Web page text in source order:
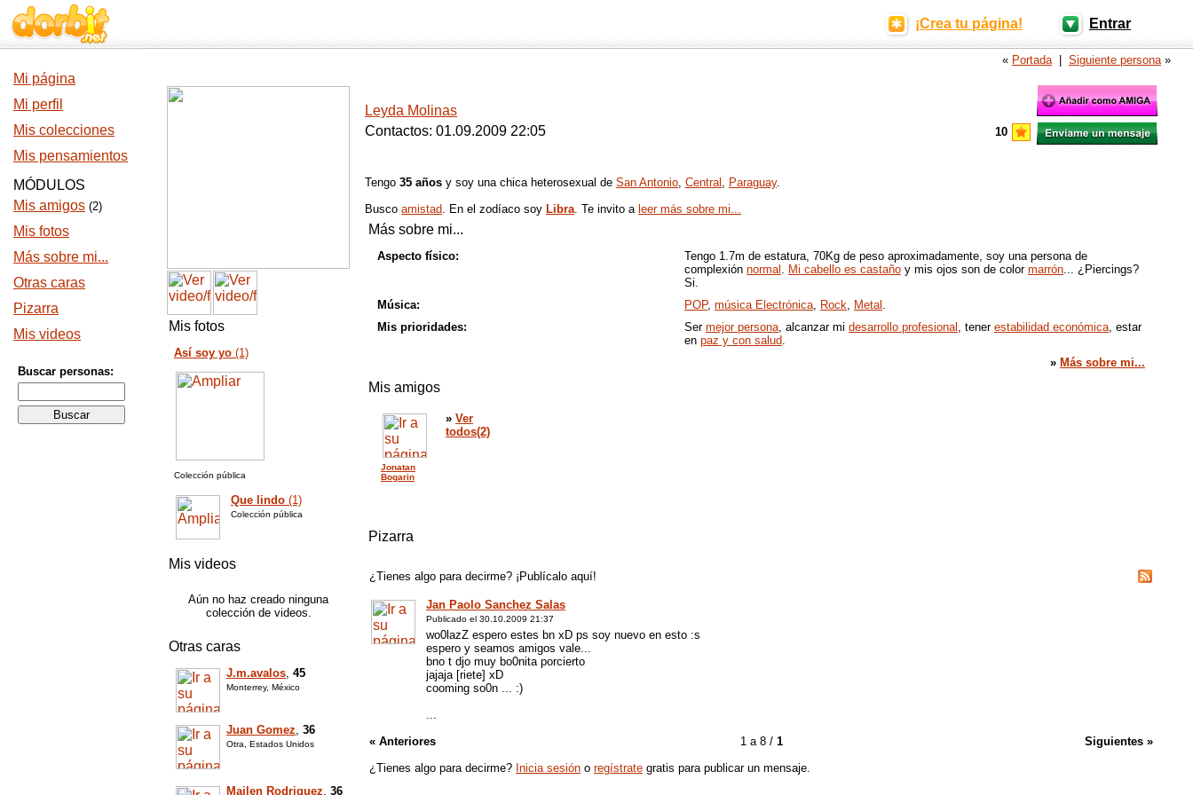
¡Crea tu página! Entrar
« Portada| Siguiente persona»
Mi página
Mi perfil
Mis colecciones
Mis pensamientos
MÓDULOS
Mis amigos (2)
Mis fotos
Más sobre mi...
Otras caras
Pizarra
Mis videos
Buscar personas:
Mis fotos
Así soy yo (1)
Colección pública
Que lindo (1)
Colección pública
Mis videos
Aún no haz creado ninguna
colección de videos.
Otras caras
J.m.avalos, 45
Monterrey, México
Juan Gomez, 36
Otra, Estados Unidos
Mailen Rodriguez, 36
Leyda Molinas
Contactos: 01.09.2009 22:05
10
Tengo 35 años y soy una chica heterosexual de San Antonio, Central , Paraguay.
Busco amistad. En el zodíaco soy Libra. Te invito a leer más sobre mi...
Más sobre mi...
Aspecto físico:
Tengo 1.7m de estatura, 70Kg de peso aproximadamente, soy una persona de
complexión normal . Mi cabello es castaño y mis ojos son de color marrón... ¿Piercings?
Si.
Música:
POP, música Electrónica, Rock, Metal .
Mis prioridades:
Ser mejor persona, alcanzar mi desarrollo profesional , tener estabilidad económica, estar
en paz y con salud.
» Más sobre mi...
Mis amigos
Jonatan
Bogarin
» Ver
todos(2)
Pizarra
¿Tienes algo para decirme? ¡Publícalo aquí!
Jan Paolo Sanchez Salas
Publicado el 30.10.2009 21:37
wo0lazZ espero estes bn xD ps soy nuevo en esto :s
espero y seamos amigos vale...
bno t djo muy bo0nita porcierto
jajaja [riete] xD
cooming so0n ... :)
...
« Anteriores
1 a 8 / 1
Siguientes »
¿Tienes algo para decirme? Inicia sesión o regístrate gratis para publicar un mensaje.